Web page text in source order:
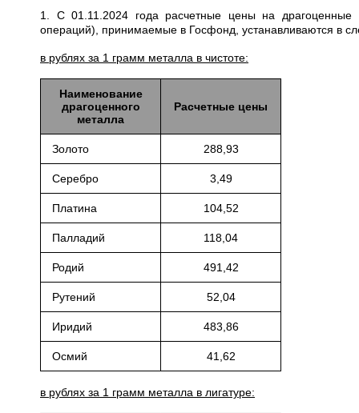
1. С 01.11.2024 года расчетные цены на драгоценные
операций), принимаемые в Госфонд, устанавливаются в
в рублях за 1 грамм металла в чистоте:
Наименование
драгоценного
металла
Расчетные цены
Золото 288,93
Серебро 3,49
Платина 104,52
Палладий 118,04
Родий 491,42
Рутений 52,04
Иридий 483,86
Осмий 41,62
в рублях за 1 грамм металла в лигатуре: